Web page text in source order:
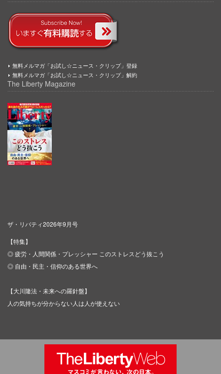
無料メルマガ「お試し☆ニュース・クリップ」登録
無料メルマガ「お試し☆ニュース・クリップ」解約
The Liberty Magazine
ザ・リバティ2026年9月号
【特集】
◎ 疲労・人間関係・プレッシャー このストレスどう抜こう
◎ 自由・民主・信仰のある世界へ
【大川隆法・未来への羅針盤】
人の気持ちが分からない人は人が使えない